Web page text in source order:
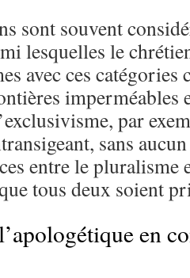
sont souvent
lesquelles le
avec ces catégories
imperméables
par
sans
entre le pluralisme
tous deux soient
en